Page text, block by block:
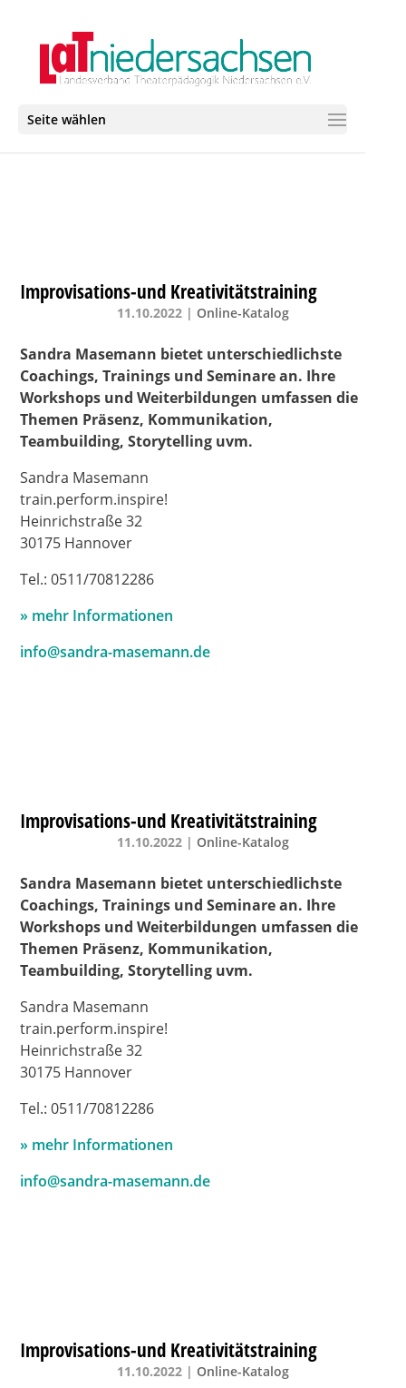
Seite wählen
Improvisations-und Kreativitätstraining
11.10.2022 | Online-Katalog
Sandra Masemann bietet unterschiedlichste
Coachings, Trainings und Seminare an. Ihre
Workshops und Weiterbildungen umfassen die
Themen Präsenz, Kommunikation,
Teambuilding,Storytelling uvm.
Sandra Masemann
train.perform.inspire!
Heinrichstraße 32
30175 Hannover
Tel.: 0511/70812286
» mehr Informationen
info@sandra-masemann.de
Improvisations-und Kreativitätstraining
11.10.2022 | Online-Katalog
Sandra Masemann bietet unterschiedlichste
Coachings, Trainings und Seminare an. Ihre
Workshops und Weiterbildungen umfassen die
Themen Präsenz, Kommunikation,
Teambuilding,Storytelling uvm.
Sandra Masemann
train.perform.inspire!
Heinrichstraße 32
30175 Hannover
Tel.: 0511/70812286
» mehr Informationen
info@sandra-masemann.de
Improvisations-und Kreativitätstraining
11.10.2022 | Online-Katalog